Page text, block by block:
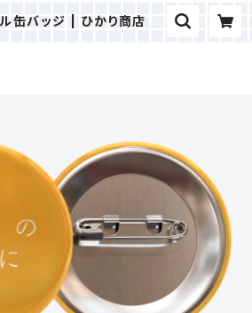
缶バッジ | ひかり商店